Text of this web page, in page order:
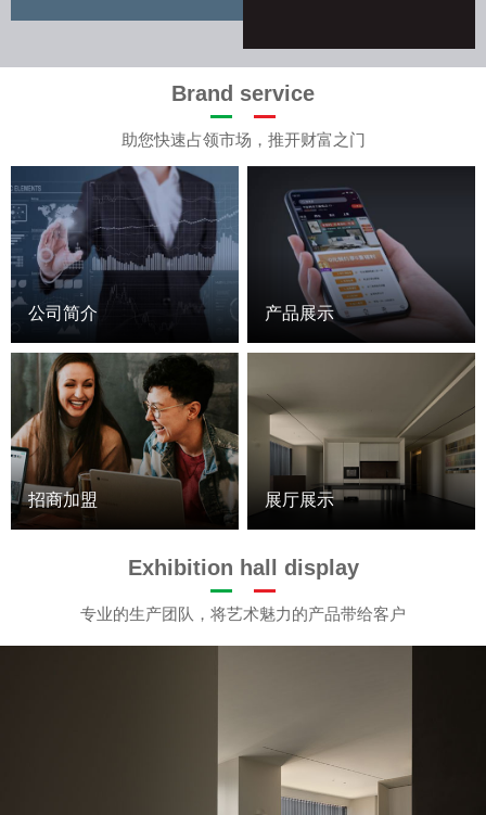
Brand service
助您快速占领市场，推开财富之门
公司简介 产品展示
招商加盟 展厅展示
Exhibition hall display
专业的生产团队，将艺术魅力的产品带给客户